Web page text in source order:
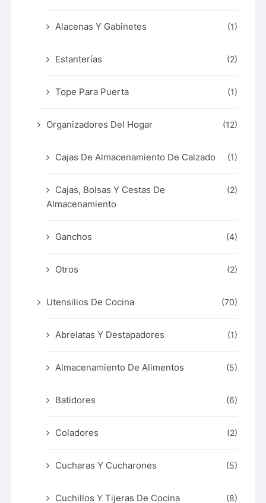
Alacenas Y Gabinetes (1)
Estanterías (2)
Tope Para Puerta (1)
Organizadores Del Hogar (12)
Cajas De Almacenamiento De Calzado (1)
Cajas, Bolsas Y Cestas De
Almacenamiento
(2)
Ganchos (4)
Otros (2)
Utensilios De Cocina (70)
Abrelatas Y Destapadores (1)
Almacenamiento De Alimentos (5)
Batidores (6)
Coladores (2)
Cucharas Y Cucharones (5)
Cuchillos Y Tijeras De Cocina (8)